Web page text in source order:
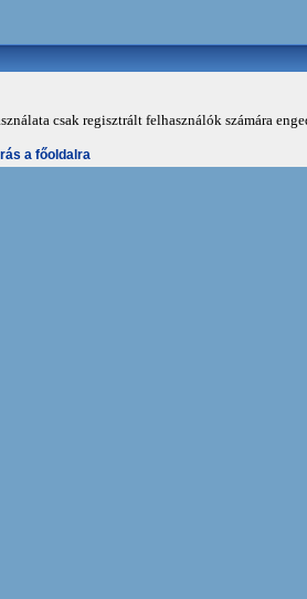
csak regisztrált felhasználók számára
a főoldalra